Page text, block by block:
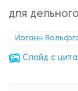
для
Иоганн
Cлайд с